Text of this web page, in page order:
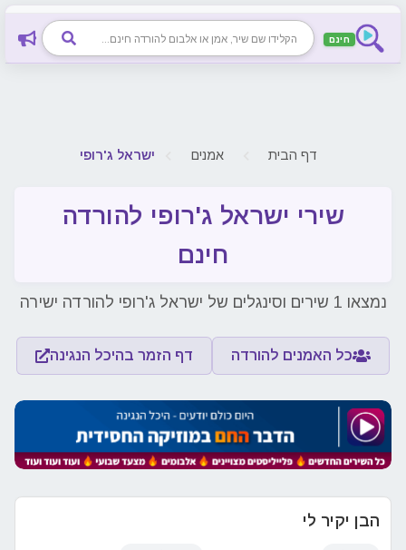
חינם
דף הבית אמנים ישראל ג'רופי
שירי ישראל ג'רופי להורדה
חינם
נמצאו 1 שירים וסינגלים של ישראל ג'רופי להורדה ישירה
כל האמנים להורדה דף הזמר בהיכל הנגינה
הבן יקיר לי